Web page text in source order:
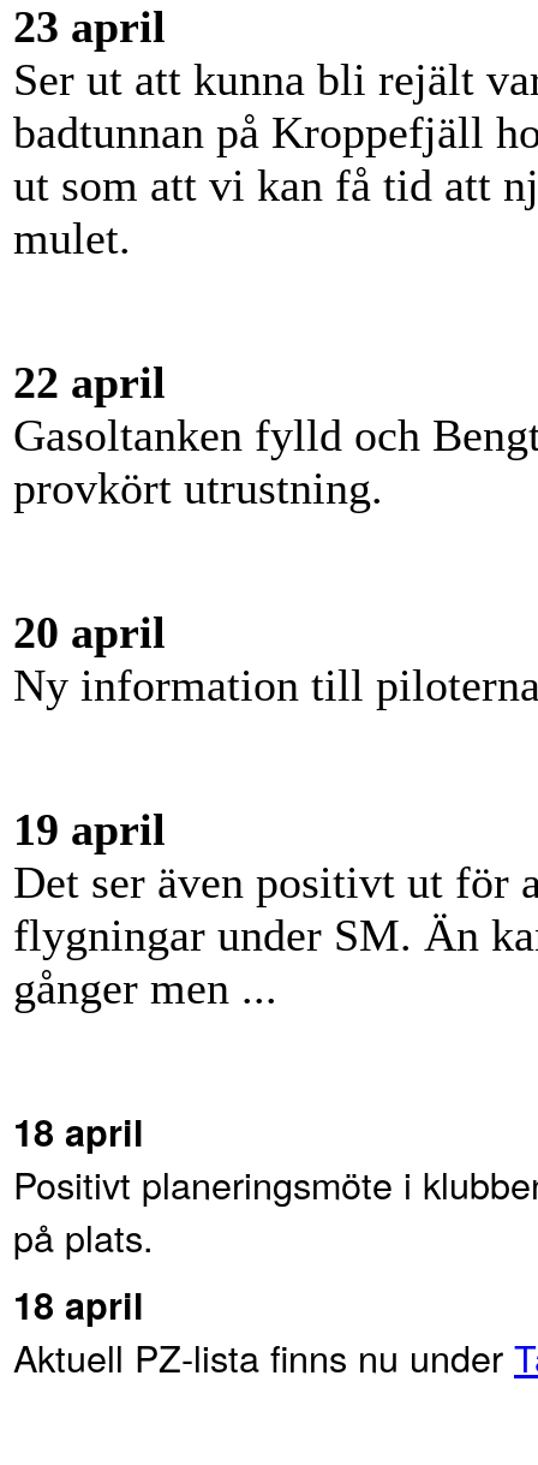
23 april
Ser ut att kunna bli rejält
badtunnan på Kroppefjäll
ut som att vi kan få tid att
mulet.
22 april
Gasoltanken fylld och
provkört utrustning.
20 april
Ny information till
19 april
Det ser även positivt ut för
flygningar under SM. Än
gånger men ...
18 april
Positivt planeringsmöte i
på plats.
18 april
Aktuell PZ-lista finns nu under